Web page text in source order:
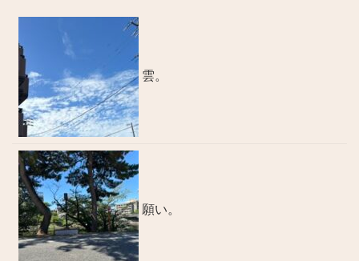
雲。
願い。